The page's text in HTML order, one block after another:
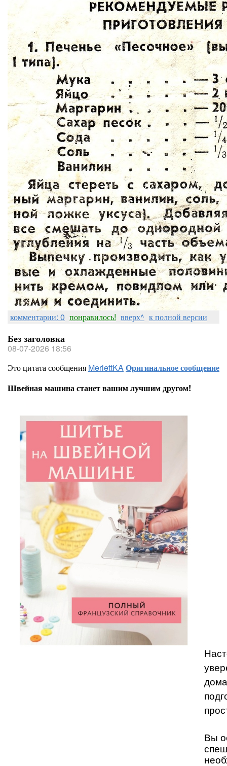
комментарии: 0 понравилось! вверх^ к полной версии
Без заголовка
08-07-2026 18:56
Это цитата сообщения MerlettKAОригинальное сообщение
Швейная машина станет вашим лучшим другом!
Вы